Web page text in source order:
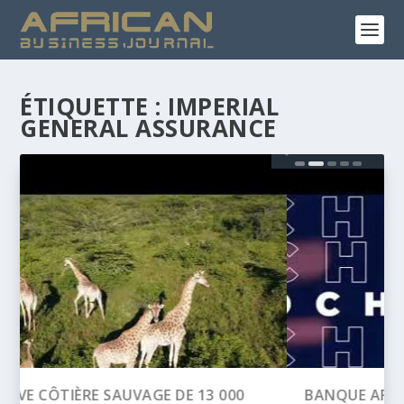
ÉTIQUETTE : IMPERIAL
GENERAL ASSURANCE
BANQUE AFRICAINE DE DÉVELOPPEMENT